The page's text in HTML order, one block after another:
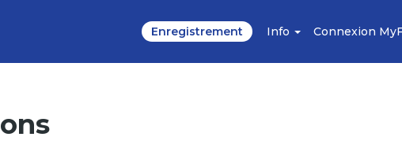
Enregistrement Info Connexion